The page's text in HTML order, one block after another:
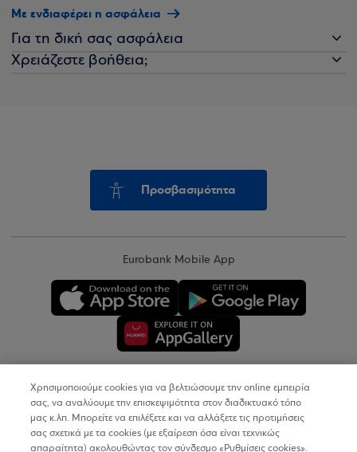
Με ενδιαφέρει η ασφάλεια
Για τη δική σας ασφάλεια
Χρειάζεστε βοήθεια;
Προσβασιμότητα
Eurobank Mobile App
Copyright © 2026
Όροι Χρήσης
Χρησιμοποιούμε cookies για να βελτιώσουμε την online εμπειρία
σας, να αναλύουμε την επισκεψιμότητα στον διαδικτυακό τόπο
μας κ.λπ. Μπορείτε να επιλέξετε και να αλλάξετε τις προτιμήσεις
σας σχετικά με τα cookies (με εξαίρεση όσα είναι τεχνικώς
απαραίτητα) ακολουθώντας τον σύνδεσμο «Ρυθμίσεις cookies».